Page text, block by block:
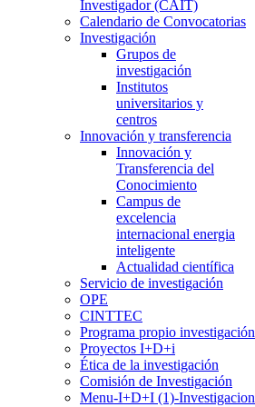
Investigador (CAIT)
Calendario de Convocatorias
Investigación
Grupos de
investigación
Institutos
universitarios y
centros
Innovación y transferencia
Innovación y
Transferencia del
Conocimiento
Campus de
excelencia
internacional energia
inteligente
Actualidad científica
Servicio de investigación
OPE
CINTTEC
Programa propio investigación
Proyectos I+D+i
Ética de la investigación
Comisión de Investigación
Menu-I+D+I (1)-Investigacion